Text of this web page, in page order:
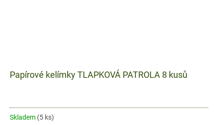
Papírové kelímky TLAPKOVÁ PATROLA 8 kusů
Skladem (5 ks)